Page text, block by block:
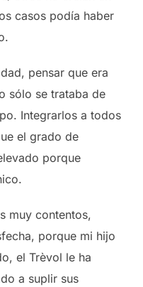
casos podía haber
pensar que era
sólo se trataba de
Integrarlos a todos
el grado de
porque
muy contentos,
porque mi hijo
el Trèvol le ha
a suplir sus